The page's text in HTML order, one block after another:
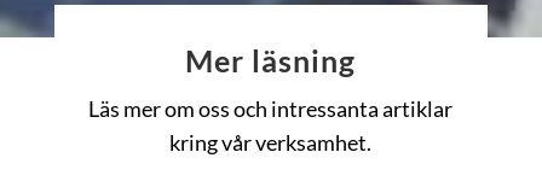
Mer läsning
Läs mer om oss och intressanta artiklar
kring vår verksamhet.